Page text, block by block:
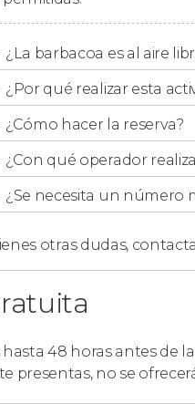
cámara de fotos!
reservar nuestrotour
hoteles o AirBnB's
caso de que vuestro hotel
con vosotros para
¿La barbacoa es al aire
¿Por qué realizar esta
¿Cómo hacer la reserva?
¿Con qué operador
¿Se necesita un número
otras dudas,
hasta 48 horas antes de
presentas, no se